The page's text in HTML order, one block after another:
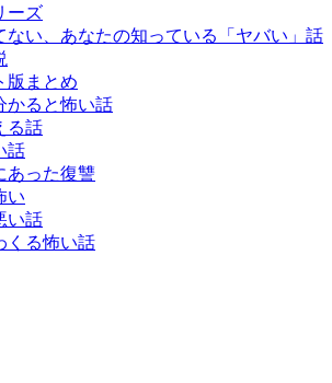
ーズ
ない、あなたの知っている「ヤバい」話
版まとめ
かると怖い話
る話
話
あった復讐
い
い話
くる怖い話